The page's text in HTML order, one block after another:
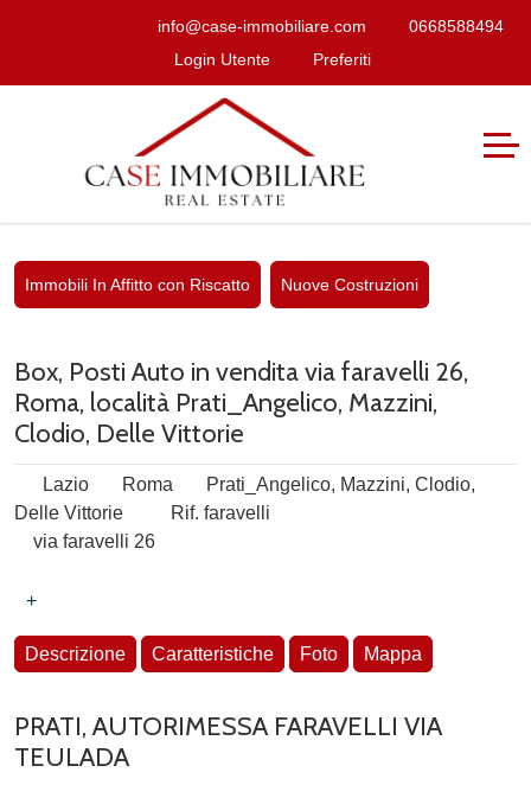
info@case-immobiliare.com
0668588494
Login Utente
Preferiti
Immobili In Affitto con Riscatto Nuove Costruzioni
Box, Posti Auto in vendita via faravelli 26,
Roma, località Prati_Angelico, Mazzini,
Clodio, Delle Vittorie
Lazio Roma
Prati_Angelico, Mazzini, Clodio,
Delle Vittorie
Rif. faravelli
via faravelli 26
+
Descrizione Caratteristiche Foto Mappa
PRATI, AUTORIMESSA FARAVELLI VIA
TEULADA